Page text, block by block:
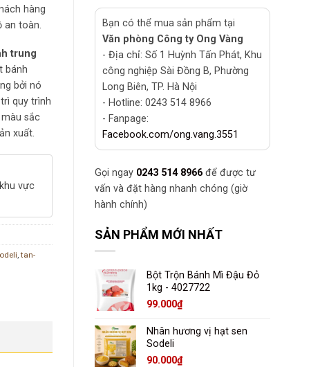
hàng
an toàn.
trung
bánh
bởi nó
quy trình
sắc
xuất.
vực
,tan-
Bạn có thể mua sản phẩm tại
Văn phòng Công ty Ong Vàng
- Địa chỉ: Số 1 Huỳnh Tấn Phát, Khu
công nghiệp Sài Đồng B, Phường
Long Biên, TP. Hà Nội
- Hotline: 0243 514 8966
- Fanpage:
Facebook.com/ong.vang.3551
Gọi ngay 0243 514 8966 để được tư
vấn và đặt hàng nhanh chóng (giờ
hành chính)
SẢN PHẨM MỚI NHẤT
Bột Trộn Bánh Mì Đậu Đỏ
1kg - 4027722
99.000₫
Nhân hương vị hạt sen
Sodeli
90.000₫